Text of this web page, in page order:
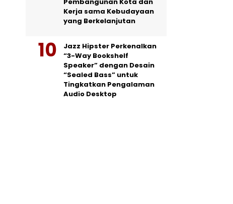
Kerja sama Kebudayaan
yang Berkelanjutan
Jazz Hipster Perkenalkan
“3-Way Bookshelf
Speaker” dengan Desain
“Sealed Bass” untuk
Tingkatkan Pengalaman
Audio Desktop